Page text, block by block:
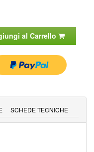
al Carrello
SCHEDE TECNICHE